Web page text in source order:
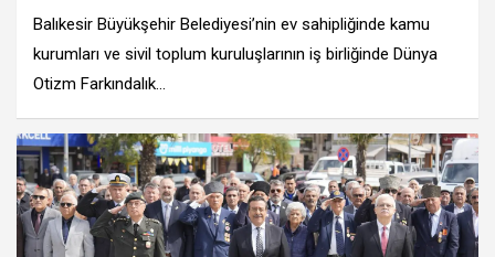
Balıkesir Büyükşehir Belediyesi’nin ev sahipliğinde kamu
kurumları ve sivil toplum kuruluşlarının iş birliğinde Dünya
Otizm Farkındalık…